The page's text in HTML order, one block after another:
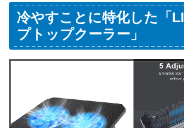
冷やすことに特化した「
プトップクーラー」